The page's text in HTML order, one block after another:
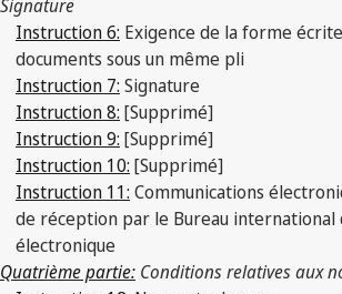
Signature
Instruction 6: Exigence de la forme
documents sous un même pli
Instruction 7: Signature
Instruction 8: [Supprimé]
Instruction 9: [Supprimé]
Instruction 10: [Supprimé]
Instruction 11: Communications
de réception par le Bureau international
électronique
Quatrième partie: Conditions relatives aux